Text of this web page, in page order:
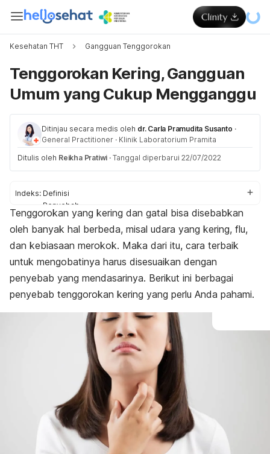
Kesehatan THT Gangguan Tenggorokan
Tenggorokan Kering, Gangguan
Umum yang Cukup Mengganggu
Ditinjau secara medis oleh dr. Carla Pramudita Susanto ·
General Practitioner · Klinik Laboratorium Pramita
Ditulis oleh Reikha Pratiwi · Tanggal diperbarui 22/07/2022
Indeks: Definisi
Penyebab
Cara mengatasi
Kapan harus ke dokter?
Tenggorokan yang kering dan gatal bisa disebabkan
oleh banyak hal berbeda, misal udara yang kering, flu,
dan kebiasaan merokok. Maka dari itu, cara terbaik
untuk mengobatinya harus disesuaikan dengan
penyebab yang mendasarinya. Berikut ini berbagai
penyebab tenggorokan kering yang perlu Anda pahami.